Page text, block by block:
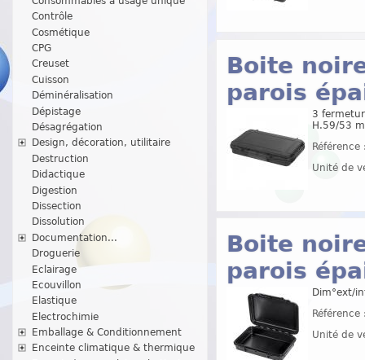
Contrôle
Cosmétique
CPG
Creuset
Cuisson
Déminéralisation
Dépistage
Désagrégation
Design, décoration, utilitaire
Destruction
Didactique
Digestion
Dissection
Dissolution
Documentation...
Droguerie
Eclairage
Ecouvillon
Elastique
Electrochimie
Emballage & Conditionnement
Enceinte climatique & thermique
Boite
parois
3
H.59/53
Unité de
Boite
parois
Dim°ext/
Unité de